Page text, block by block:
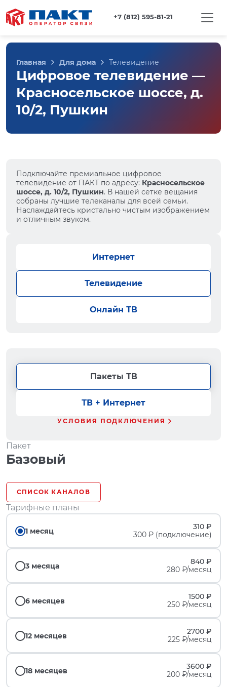
+7 (812) 595-81-21
Главная Для дома Телевидение
Цифровое телевидение —
Красносельское шоссе, д.
10/2, Пушкин
Подключайте премиальное цифровое
телевидение от ПАКТ по адресу: Красносельское
шоссе, д. 10/2, Пушкин. В нашей сетке вещания
собраны лучшие телеканалы для всей семьи.
Наслаждайтесь кристально чистым изображением
и отличным звуком.
Интернет
Телевидение
Онлайн ТВ
Пакеты ТВ
ТВ + Интернет
УСЛОВИЯ ПОДКЛЮЧЕНИЯ
Пакет
Базовый
СПИСОК КАНАЛОВ
Тарифные планы
1 месяц
310 ₽
300 ₽ (подключение)
3 месяца
840 ₽
280 ₽/месяц
6 месяцев
1500 ₽
250 ₽/месяц
12 месяцев
2700 ₽
225 ₽/месяц
18 месяцев
3600 ₽
200 ₽/месяц